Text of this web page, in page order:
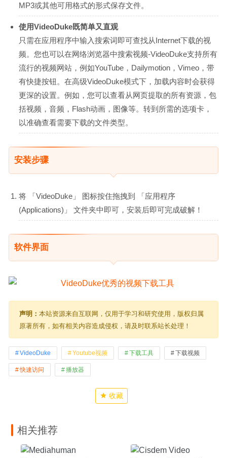
MP3或其他可用格式的形式保存文件。
使用VideoDuke既简单又直观
只需在应用程序中输入搜索词即可查找从Internet下载的视
频。您也可以在网络浏览器中搜索视频-VideoDuke支持所有
流行的视频网站，例如YouTube，Dailymotion，Vimeo，带
有快捷按钮。在高级VideoDuke模式下，加载内容时会获得
更深的设置。例如，您可以查看从网页提取的所有资源，包
括视频，音频，Flash动画，图像等。转到所需的选项卡，
以准确查看需要下载的文件类型。
安装步骤
将 「VideoDuke」 图标按住拖拽到 「应用程序
(Applications)」 文件夹中即可，安装后即可完成破解！
软件界面
声明： 本站资源来自互联网，仅用于学习和研究使用，版权归属
原著所有，如有相关内容造成侵权，请及时联系站长处理！
VideoDuke Youtube视频 下载工具 下载视频
快速访问 播放器
收藏
相关推荐